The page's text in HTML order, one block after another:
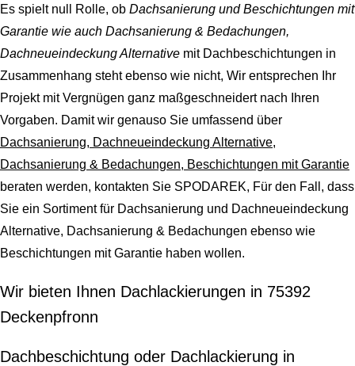
Es spielt null Rolle, ob Dachsanierung und Beschichtungen mit
Garantie wie auch Dachsanierung & Bedachungen,
Dachneueindeckung Alternative mit Dachbeschichtungen in
Zusammenhang steht ebenso wie nicht, Wir entsprechen Ihr
Projekt mit Vergnügen ganz maßgeschneidert nach Ihren
Vorgaben. Damit wir genauso Sie umfassend über
Dachsanierung, Dachneueindeckung Alternative,
Dachsanierung & Bedachungen, Beschichtungen mit Garantie
beraten werden, kontakten Sie SPODAREK, Für den Fall, dass
Sie ein Sortiment für Dachsanierung und Dachneueindeckung
Alternative, Dachsanierung & Bedachungen ebenso wie
Beschichtungen mit Garantie haben wollen.
Wir bieten Ihnen Dachlackierungen in 75392
Deckenpfronn
Dachbeschichtung oder Dachlackierung in